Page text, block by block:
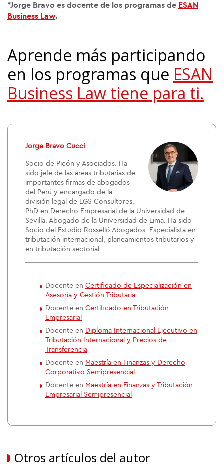
*Jorge Bravo es docente de los programas de ESAN
Business Law.
Aprende más participando
en los programas que ESAN
Business Law tiene para ti.
Jorge Bravo Cucci
Socio de Picón y Asociados. Ha
sido jefe de las áreas tributarias de
importantes firmas de abogados
del Perú y encargado de la
división legal de LGS Consultores.
PhD en Derecho Empresarial de la Universidad de
Sevilla. Abogado de la Universidad de Lima. Ha sido
Socio del Estudio Rosselló Abogados. Especialista en
tributación internacional, planeamientos tributarios y
en tributación sectorial.
Docente en Certificado de Especialización en
Asesoría y Gestión Tributaria
Docente en Certificado en Tributación
Empresarial
Docente en Diploma Internacional Ejecutivo en
Tributación Internacional y Precios de
Transferencia
Docente en Maestría en Finanzas y Derecho
Corporativo Semipresencial
Docente en Maestría en Finanzas y Tributación
Empresarial Semipresencial
Otros artículos del autor